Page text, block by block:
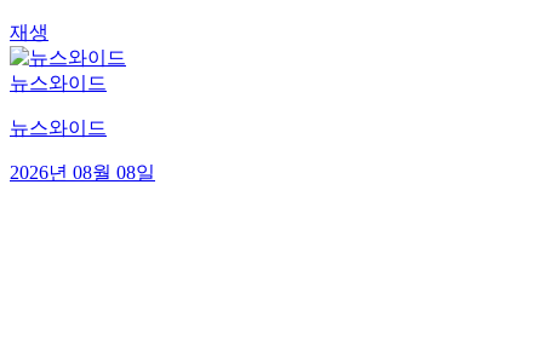
재생
뉴스와이드
뉴스와이드
2026년 08월 08일